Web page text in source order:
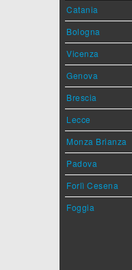
Catania
Bologna
Vicenza
Genova
Brescia
Lecce
Monza Brianza
Padova
Forlì Cesena
Foggia